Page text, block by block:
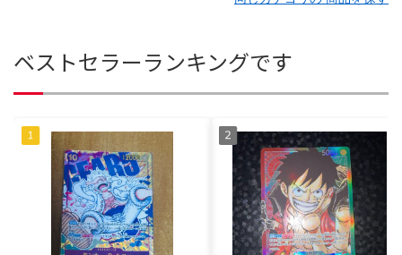
ベストセラーランキングです